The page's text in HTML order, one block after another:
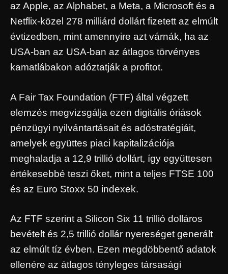
az Apple, az Alphabet, a Meta, a Microsoft és a
Netflix-közel 278 milliárd dollárt fizetett az elmúlt
évtizedben, mint amennyire azt várnák, ha az
USA-ban az USA-ban az átlagos törvényes
kamatlábakon adóztatják a profitot.
A Fair Tax Foundation (FTF) által végzett
elemzés megvizsgálja ezen digitális óriások
pénzügyi nyilvántartásait és adóstratégiáit,
amelyek együttes piaci kapitalizációja
meghaladja a 12,9 trillió dollárt, így együttesen
értékesebbé teszi őket, mint a teljes FTSE 100
és az Euro Stoxx 50 indexek.
Az FTF szerint a Silicon Six 11 trillió dolláros
bevételt és 2,5 trillió dollár nyereséget generált
az elmúlt tíz évben. Ezen megdöbbentő adatok
ellenére az átlagos tényleges társasági